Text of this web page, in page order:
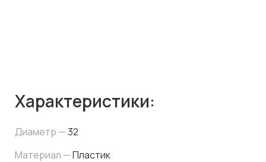
Характеристики:
Диаметр —32
Материал —Пластик